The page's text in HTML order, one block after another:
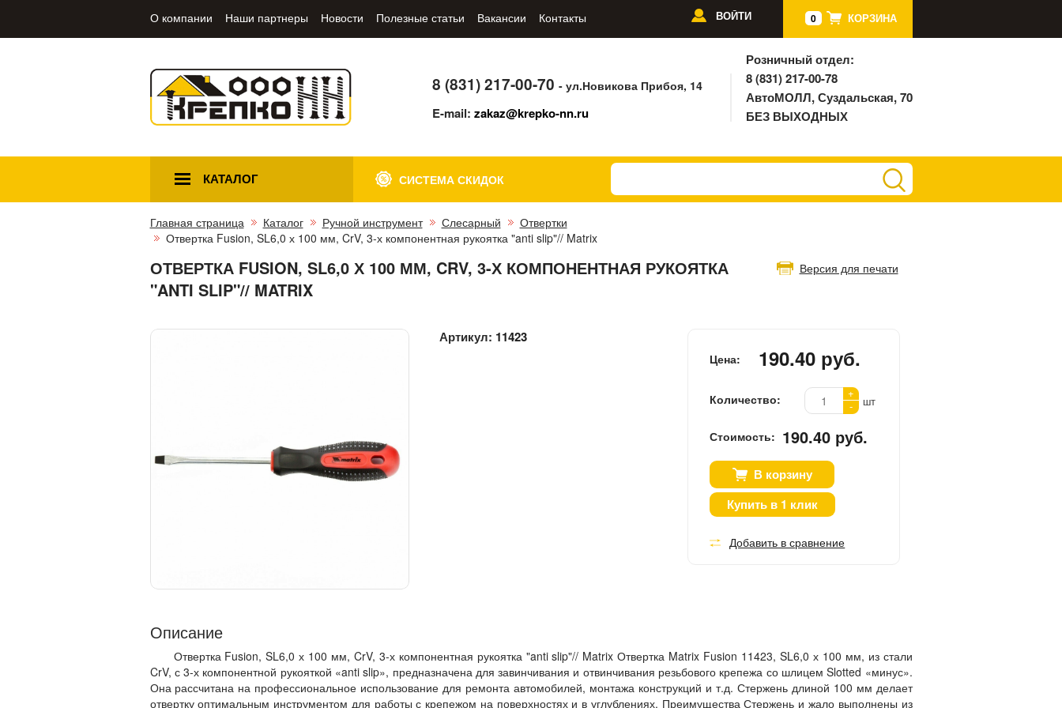
О компании Наши партнеры Новости Полезные статьи Вакансии Контакты 0 КОРЗИНА
ВОЙТИ
8 (831) 217-00-70- ул.Новикова Прибоя, 14
E-mail:zakaz@krepko-nn.ru
Розничный отдел:
8 (831) 217-00-78
АвтоМОЛЛ, Суздальская, 70
БЕЗ ВЫХОДНЫХ
КАТАЛОГ СИСТЕМА СКИДОК
Главная страница Каталог Ручной инструмент Слесарный
Отвертки
Отвертка Fusion, SL6,0 х 100 мм, CrV, 3-х компонентная рукоятка "anti slip"// Matrix
Версия для печати
ОТВЕРТКА FUSION, SL6,0 Х 100 ММ, CRV, 3-Х КОМПОНЕНТНАЯ РУКОЯТКА
"ANTI SLIP"// MATRIX
Артикул: 11423
Цена: 190.40 руб.
Количество:
+
-
шт
Стоимость: 190.40 руб.
В корзину
Купить в 1 клик
Добавить в сравнение
Описание
Отвертка Fusion, SL6,0 х 100 мм, CrV, 3-х компонентная рукоятка "anti slip"// Matrix Отвертка Matrix Fusion 11423, SL6,0 х 100 мм, из стали
CrV, с 3-х компонентной рукояткой «anti slip», предназначена для завинчивания и отвинчивания резьбового крепежа со шлицем Slotted «минус».
Она рассчитана на профессиональное использование для ремонта автомобилей, монтажа конструкций и т.д. Стержень длиной 100 мм делает
отвертку оптимальным инструментом для работы с крепежом на поверхностях и в углублениях. Преимущества Стержень и жало выполнены из